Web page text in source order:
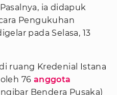
ia didapuk
Pengukuhan
pada Selasa, 13
ruang Kredenial Istana
76 anggota
Bendera Pusaka)